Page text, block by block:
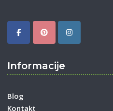
Informacije
Blog
Kontakt